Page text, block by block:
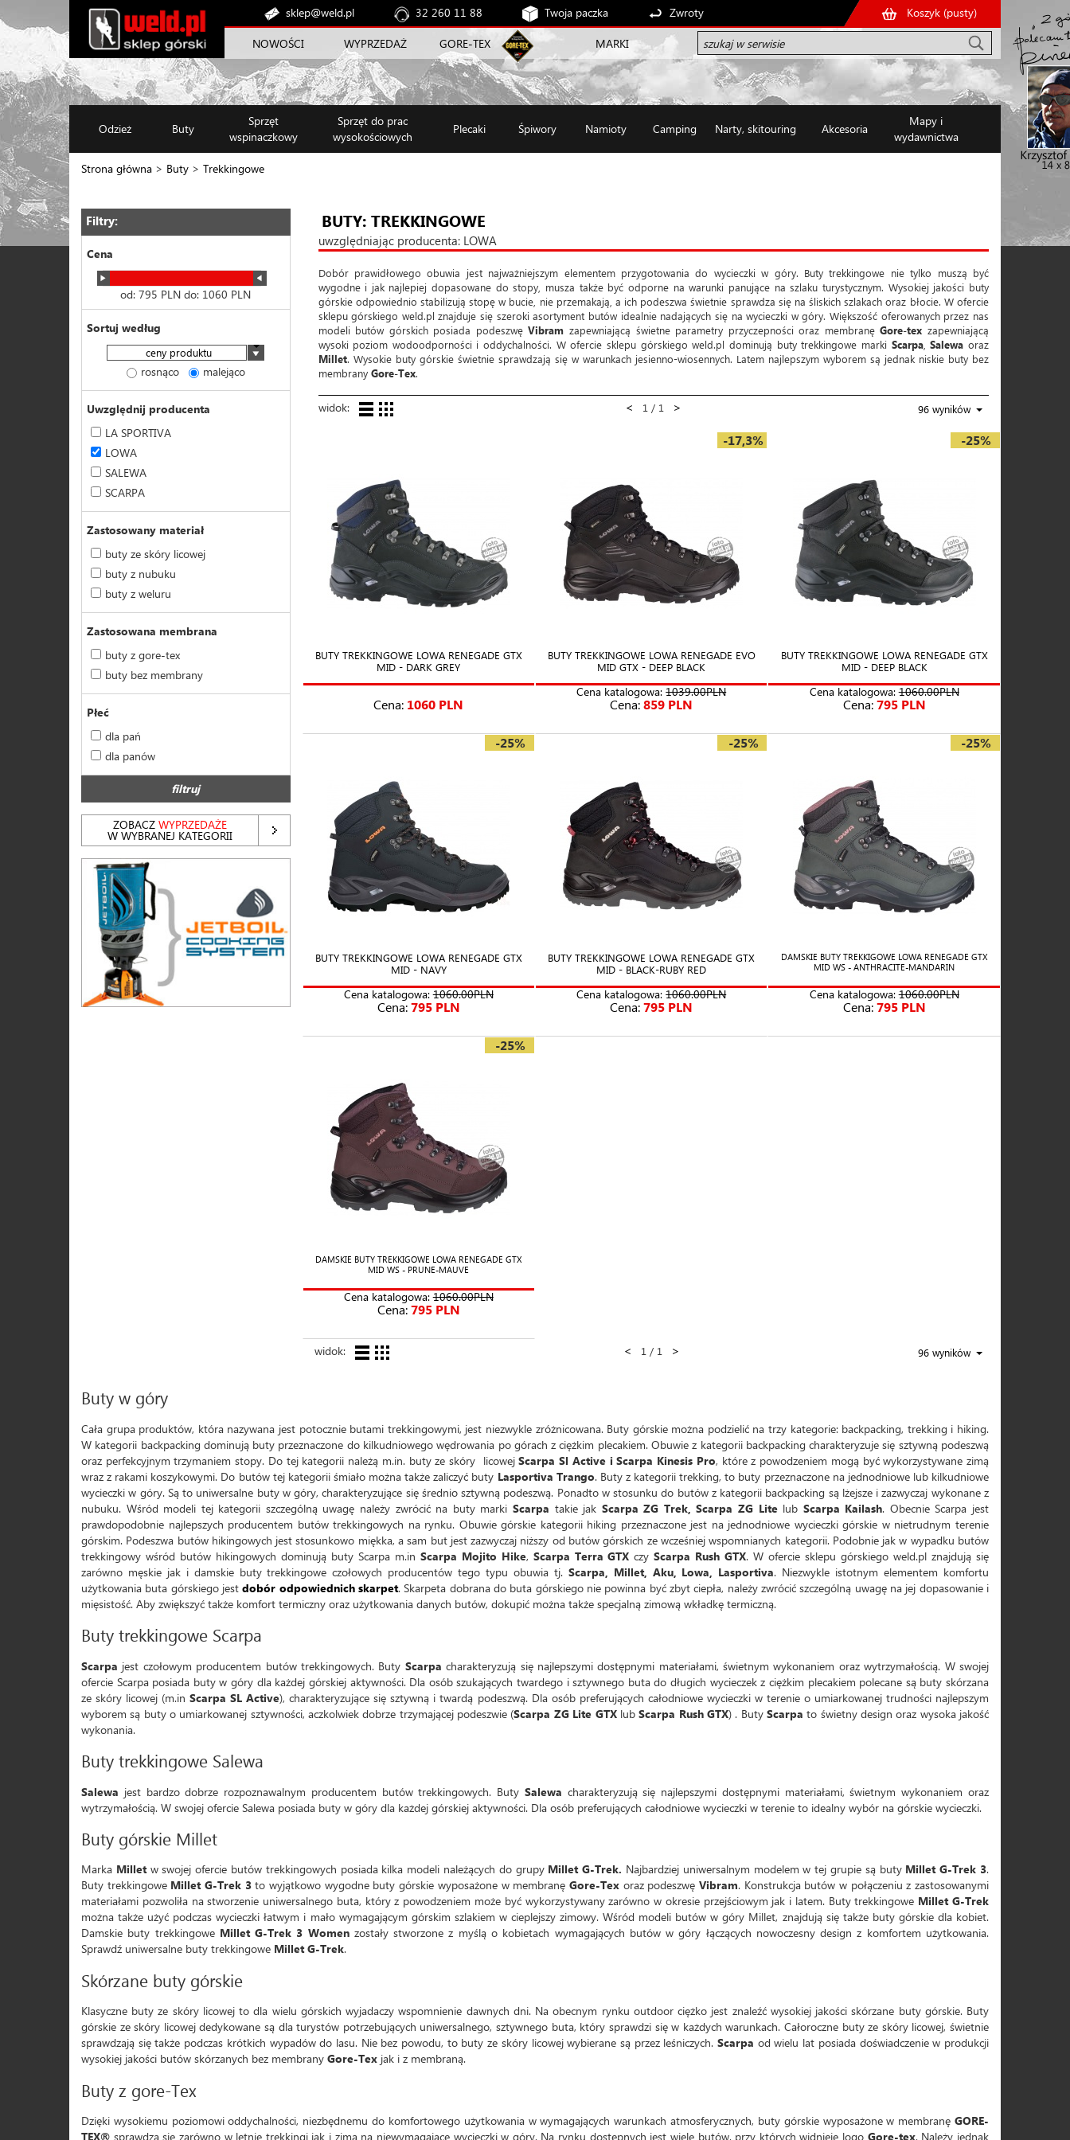
sklep@weld.pl 32 260 11 88 Twoja paczka Zwroty Koszyk (pusty)
NOWOŚCI WYPRZEDAŻ GORE-TEX MARKI
Odzież Buty
Sprzęt
wspinaczkowy
Sprzęt do prac
wysokościowych
Plecaki Śpiwory Namioty Camping Narty, skitouring Akcesoria
Mapy i
wydawnictwa
Strona główna > Buty > Trekkingowe
Filtry:
Cena
od:795 PLN do: 1060 PLN
Sortuj według
ceny produktu
rosnąco malejąco
Uwzględnij producenta
LA SPORTIVA
LOWA
SALEWA
SCARPA
Zastosowany materiał
buty ze skóry licowej
buty z nubuku
buty z weluru
Zastosowana membrana
buty z gore-tex
buty bez membrany
Płeć
dla pań
dla panów
filtruj
ZOBACZWYPRZEDAŻE
W WYBRANEJ KATEGORII
BUTY: TREKKINGOWE
uwzględniając producenta: LOWA
Dobór prawidłowego obuwia jest najważniejszym elementem przygotowania do wycieczki w góry. Buty trekkingowe nie tylko muszą być
wygodne i jak najlepiej dopasowane do stopy, musza także być odporne na warunki panujące na szlaku turystycznym. Wysokiej jakości buty
górskie odpowiednio stabilizują stopę w bucie, nie przemakają, a ich podeszwa świetnie sprawdza się na śliskich szlakach oraz błocie. W ofercie
sklepu górskiego weld.pl znajduje się szeroki asortyment butów idealnie nadających się na wycieczki w góry. Większość oferowanych przez nas
modeli butów górskich posiada podeszwęVibram zapewniającą świetne parametry przyczepności oraz membranęGore-tex zapewniającą
wysoki poziom wodoodporności i oddychalności. W ofercie sklepu górskiego weld.pl dominują buty trekkingowe marki Scarpa, Salewa oraz
Millet. Wysokie buty górskie świetnie sprawdzają się w warunkach jesienno-wiosennych. Latem najlepszym wyborem są jednak niskie buty bez
membrany Gore-Tex.
widok: < 1 / 1 > 96 wyników
BUTY TREKKINGOWE LOWA RENEGADE GTX
MID - DARK GREY
Cena: 1060 PLN
-17,3%
BUTY TREKKINGOWE LOWA RENEGADE EVO
MID GTX - DEEP BLACK
Cena katalogowa:1039.00PLN
Cena:859 PLN
-25%
BUTY TREKKINGOWE LOWA RENEGADE GTX
MID - DEEP BLACK
Cena katalogowa:1060.00PLN
Cena:795 PLN
-25%
BUTY TREKKINGOWE LOWA RENEGADE GTX
MID - NAVY
Cena katalogowa:1060.00PLN
Cena:795 PLN
-25%
BUTY TREKKINGOWE LOWA RENEGADE GTX
MID - BLACK-RUBY RED
Cena katalogowa:1060.00PLN
Cena:795 PLN
-25%
DAMSKIE BUTY TREKKIGOWE LOWA RENEGADE GTX
MID WS - ANTHRACITE-MANDARIN
Cena katalogowa:1060.00PLN
Cena:795 PLN
-25%
DAMSKIE BUTY TREKKIGOWE LOWA RENEGADE GTX
MID WS - PRUNE-MAUVE
Cena katalogowa:1060.00PLN
Cena:795 PLN
widok: < 1 / 1 > 96 wyników
Buty w góry
Cała grupa produktów, która nazywana jest potocznie butami trekkingowymi, jest niezwykle zróżnicowana. Buty górskie można podzielić na trzy kategorie: backpacking, trekking i hiking.
W kategorii backpacking dominują buty przeznaczone do kilkudniowego wędrowania po górach z ciężkim plecakiem. Obuwie z kategorii backpacking charakteryzuje się sztywną podeszwą
oraz perfekcyjnym trzymaniem stopy. Do tej kategorii należą m.in. buty ze skóry licowejScarpa Sl Active i Scarpa Kinesis Pro, które z powodzeniem mogą być wykorzystywane zimą
wraz z rakami koszykowymi. Do butów tej kategorii śmiało można także zaliczyć buty Lasportiva Trango. Buty z kategorii trekking, to buty przeznaczone na jednodniowe lub kilkudniowe
wycieczki w góry. Są to uniwersalne buty w góry, charakteryzujące się średnio sztywną podeszwą. Ponadto w stosunku do butów z kategorii backpacking są lżejsze i zazwyczaj wykonane z
nubuku. Wśród modeli tej kategorii szczególną uwagę należy zwrócić na buty marki Scarpa takie jak Scarpa ZG Trek, Scarpa ZG Litelub Scarpa Kailash. Obecnie Scarpa jest
prawdopodobnie najlepszych producentem butów trekkingowych na rynku. Obuwie górskie kategorii hiking przeznaczone jest na jednodniowe wycieczki górskie w nietrudnym terenie
górskim. Podeszwa butów hikingowych jest stosunkowo miękka, a sam but jest zazwyczaj niższy od butów górskich ze wcześniej wspomnianych kategorii. Podobnie jak w wypadku butów
trekkingowy wśród butów hikingowych dominują buty Scarpa m.in Scarpa Mojito Hike, Scarpa Terra GTX czyScarpa Rush GTX. W ofercie sklepu górskiego weld.pl znajdują się
zarówno męskie jak i damskie buty trekkingowe czołowych producentów tego typu obuwia tj. Scarpa, Millet, Aku, Lowa, Lasportiva. Niezwykle istotnym elementem komfortu
użytkowania buta górskiego jestdobór odpowiednich skarpet. Skarpeta dobrana do buta górskiego nie powinna być zbyt ciepła, należy zwrócić szczególną uwagę na jej dopasowanie i
mięsistość. Aby zwiększyć także komfort termiczny oraz użytkowania danych butów, dokupić można także specjalną zimową wkładkę termiczną.
Buty trekkingowe Scarpa
Scarpa jest czołowym producentem butów trekkingowych. Buty Scarpa charakteryzują się najlepszymi dostępnymi materiałami, świetnym wykonaniem oraz wytrzymałością. W swojej
ofercie Scarpa posiada buty w góry dla każdej górskiej aktywności. Dla osób szukających twardego i sztywnego buta do długich wycieczek z ciężkim plecakiem polecane są buty skórzana
ze skóry licowej (m.inScarpa SL Active), charakteryzujące się sztywną i twardą podeszwą. Dla osób preferujących całodniowe wycieczki w terenie o umiarkowanej trudności najlepszym
wyborem są buty o umiarkowanej sztywności, aczkolwiek dobrze trzymającej podeszwie (Scarpa ZG Lite GTXlubScarpa Rush GTX) . Buty Scarpa to świetny design oraz wysoka jakość
wykonania.
Buty trekkingowe Salewa
Salewa jest bardzo dobrze rozpoznawalnym producentem butów trekkingowych. Buty Salewa charakteryzują się najlepszymi dostępnymi materiałami, świetnym wykonaniem oraz
wytrzymałością. W swojej ofercie Salewa posiada buty w góry dla każdej górskiej aktywności. Dla osób preferujących całodniowe wycieczki w terenie to idealny wybór na górskie wycieczki.
Buty górskie Millet
Marka Milletw swojej ofercie butów trekkingowych posiada kilka modeli należących do grupy Millet G-Trek. Najbardziej uniwersalnym modelem w tej grupie są buty Millet G-Trek 3.
Buty trekkingowe Millet G-Trek 3to wyjątkowo wygodne buty górskie wyposażone w membranę Gore-Texoraz podeszwę Vibram. Konstrukcja butów w połączeniu z zastosowanymi
materiałami pozwoliła na stworzenie uniwersalnego buta, który z powodzeniem może być wykorzystywany zarówno w okresie przejściowym jak i latem. Buty trekkingowe Millet G-Trek
można także użyć podczas wycieczki łatwym i mało wymagającym górskim szlakiem w cieplejszy zimowy. Wśród modeli butów w góry Millet, znajdują się także buty górskie dla kobiet.
Damskie buty trekkingowe Millet G-Trek 3 Womenzostały stworzone z myślą o kobietach wymagających butów w góry łączących nowoczesny design z komfortem użytkowania.
Sprawdź uniwersalne buty trekkingowe Millet G-Trek.
Skórzane buty górskie
Klasyczne buty ze skóry licowej to dla wielu górskich wyjadaczy wspomnienie dawnych dni. Na obecnym rynku outdoor ciężko jest znaleźć wysokiej jakości skórzane buty górskie. Buty
górskie ze skóry licowej dedykowane są dla turystów potrzebujących uniwersalnego, sztywnego buta, który sprawdzi się w każdych warunkach. Całoroczne buty ze skóry licowej, świetnie
sprawdzają się także podczas krótkich wypadów do lasu. Nie bez powodu, to buty ze skóry licowej wybierane są przez leśniczych.Scarpa od wielu lat posiada doświadczenie w produkcji
wysokiej jakości butów skórzanych bez membrany Gore-Tex jak i z membraną.
Buty z gore-Tex
Dzięki wysokiemu poziomowi oddychalności, niezbędnemu do komfortowego użytkowania w wymagających warunkach atmosferycznych, buty górskie wyposażone w membranę GORE-
TEX® sprawdzą się zarówno w letnie trekkingi jak i zimą na niewymagające wycieczki w góry. Na rynku dostępnych jest wiele butów, przy których widnieje logo Gore-tex. Należy jednak